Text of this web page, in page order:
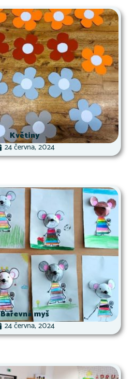
Květiny
24 června, 2024
Barevná myš
24 června, 2024